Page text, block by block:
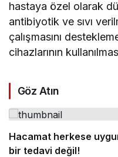
hastaya özel olarak
antibiyotik ve sıvı
çalışmasını
cihazlarının
Göz Atın
Hacamat herkese
bir tedavi değil!